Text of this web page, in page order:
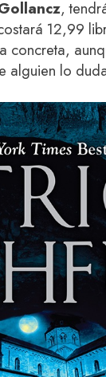
,
12,99
concreta,
alguien lo